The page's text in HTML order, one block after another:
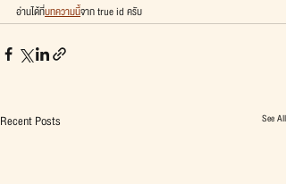
อ่านได้ที่บทความนี้จาก true id ครับ
Recent Posts See All